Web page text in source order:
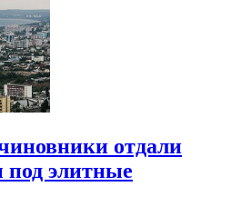
отдали
под элитные